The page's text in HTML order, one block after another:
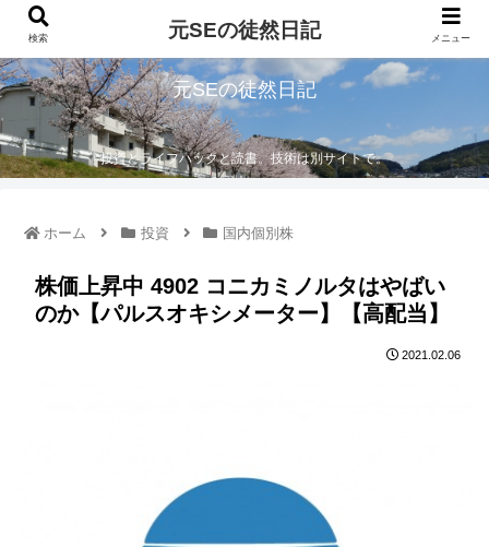
元SEの徒然日記
投資とライフハックと読書。技術は別サイトで。
ホーム 投資 国内個別株
株価上昇中 4902 コニカミノルタはやばい
のか【パルスオキシメーター】【高配当】
2021.02.06
検索 元SEの徒然日記 メニュー